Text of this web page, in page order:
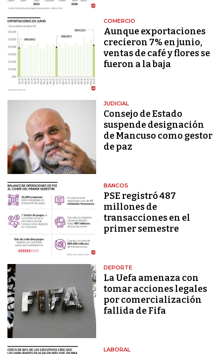
COMERCIO
Aunque exportaciones
crecieron 7% en junio,
ventas de café y flores se
fueron a la baja
JUDICIAL
Consejo de Estado
suspende designación
de Mancuso como gestor
de paz
BANCOS
PSE registró 487
millones de
transacciones en el
primer semestre
DEPORTE
La Uefa amenaza con
tomar acciones legales
por comercialización
fallida de Fifa
LABORAL